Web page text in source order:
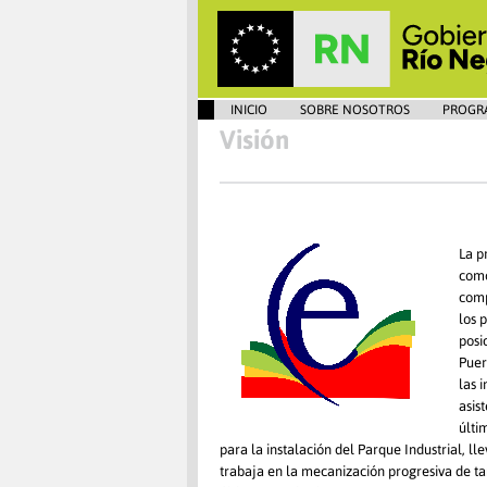
INICIO SOBRE NOSOTROS
Visión
La
los
las
para la instalación del Parque Industrial,
trabaja en la mecanización progresiva de